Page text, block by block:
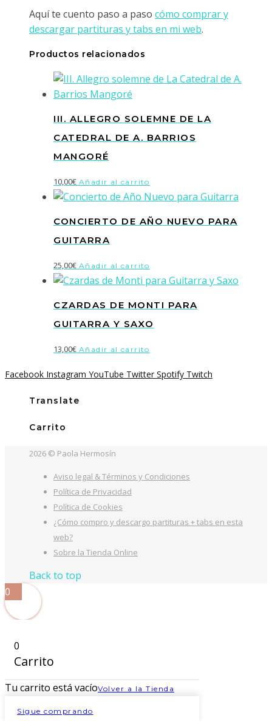
Aquí te cuento paso a paso cómo comprar y
descargar partituras y tabs en mi web.
Productos relacionados
III. ALLEGRO SOLEMNE DE LA
CATEDRAL DE A. BARRIOS
MANGORÉ
10,00€ Añadir al carrito
CONCIERTO DE AÑO NUEVO PARA
GUITARRA
25,00€ Añadir al carrito
CZARDAS DE MONTI PARA
GUITARRA Y SAXO
13,00€ Añadir al carrito
Facebook Instagram YouTube Twitter Spotify Twitch
Translate
Carrito
2026 © Paola Hermosín
Aviso legal & Términos y Condiciones
Política de Privacidad
Política de Cookies
¿Cómo compro y descargo partituras + tabs en esta
web?
Sobre la Tienda Online
Back to top
0
0
Carrito
Tu carrito está vacíoVolver a la Tienda
Sigue comprando